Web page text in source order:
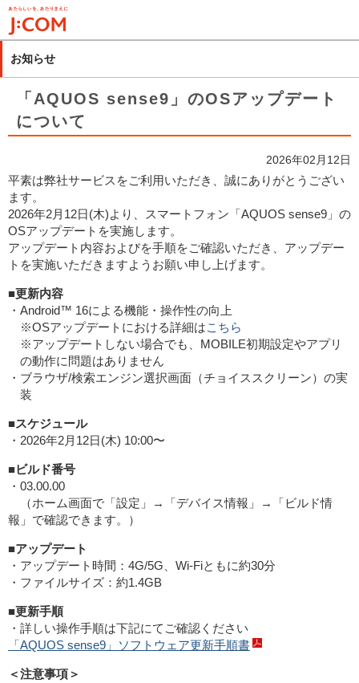
メ
イ
コ
移
動
お知らせ
「AQUOS sense9」のOSアップデート
について
2026年02月12日
平素は弊社サービスをご利用いただき、誠にありがとうござい
ます。
2026年2月12日(木)より、スマートフォン「AQUOS sense9」の
OSアップデートを実施します。
アップデート内容およびを手順をご確認いただき、アップデー
トを実施いただきますようお願い申し上げます。
■更新内容
・Android™ 16による機能・操作性の向上
※OSアップデートにおける詳細はこちら
※アップデートしない場合でも、MOBILE初期設定やアプリ
の動作に問題はありません
・ブラウザ/検索エンジン選択画面（チョイススクリーン）の実
装
■スケジュール
・2026年2月12日(木) 10:00〜
■ビルド番号
・03.00.00
（ホーム画面で「設定」→「デバイス情報」→「ビルド情
報」で確認できます。）
■アップデート
・アップデート時間：4G/5G、Wi-Fiともに約30分
・ファイルサイズ：約1.4GB
■更新手順
・詳しい操作手順は下記にてご確認ください
「AQUOS sense9」ソフトウェア更新手順書
＜注意事項＞